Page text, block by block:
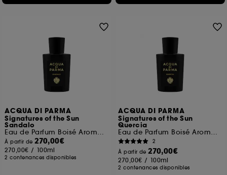
ACQUA DI PARMA
Signatures of the Sun
Sandalo
Eau de Parfum Boisé Aromatique
À partir de270,00€
270,00€ / 100ml
2 contenances disponibles
ACQUA DI PARMA
Signatures of the Sun
Quercia
Eau de Parfum Boisé Aromatique
2
À partir de270,00€
270,00€ / 100ml
2 contenances disponibles